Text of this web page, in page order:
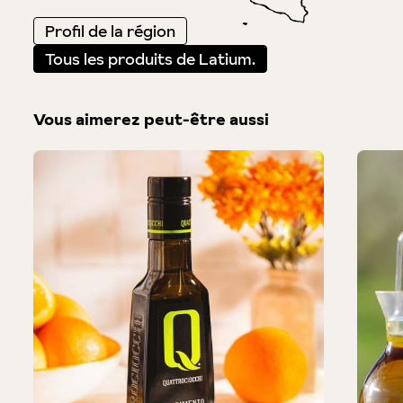
Profil de la région
Tous les produits de Latium.
Vous aimerez peut-être aussi
Produktgalerie überspringen